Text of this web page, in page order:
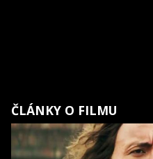
ČLÁNKY O FILMU